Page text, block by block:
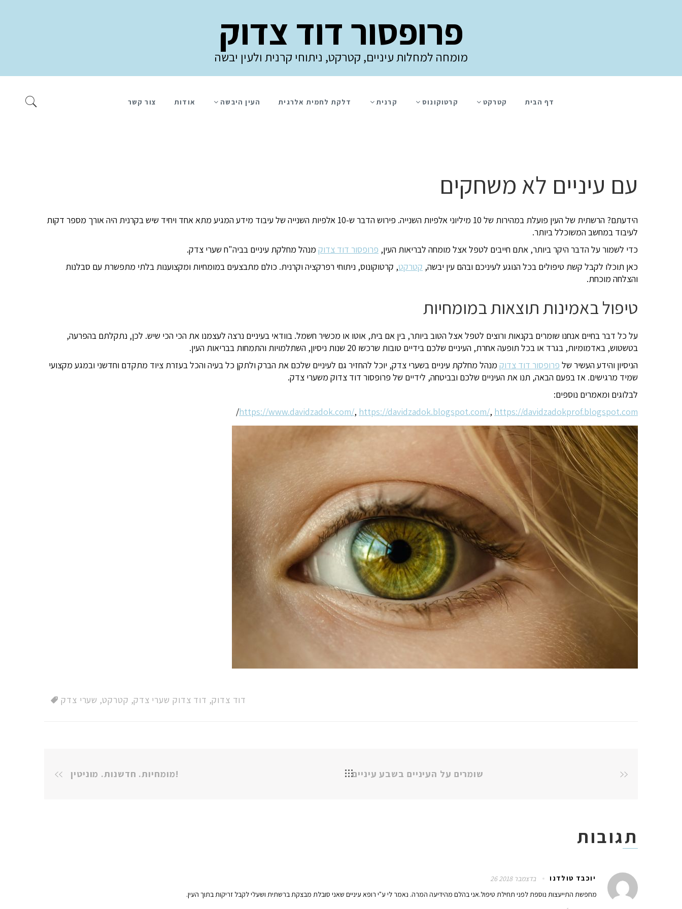
פרופסור דוד צדוק
מומחה למחלות עיניים, קטרקט, ניתוחי קרנית ולעין יבשה
דף הבית קטרקט קרטוקונוס קרנית דלקת לחמית אלרגית העין היבשה אודות צור קשר
עם עיניים לא משחקים
הידעתם? הרשתית של העין פועלת במהירות של 10 מיליוני אלפיות השנייה. פירוש הדבר ש-10 אלפיות השנייה של עיבוד מידע המגיע מתא אחד ויחיד שיש בקרנית היה אורך מספר דקות
לעיבוד במחשב המשוכלל ביותר.
כדי לשמור על הדבר היקר ביותר, אתם חייבים לטפל אצל מומחה לבריאות העין, פרופסור דוד צדוק מנהל מחלקת עיניים בביה"ח שערי צדק.
כאן תוכלו לקבל קשת טיפולים בכל הנוגע לעיניכם ובהם עין יבשה, קטרקט, קרטוקונוס, ניתוחי רפרקציה וקרנית. כולם מתבצעים במומחיות ומקצוענות בלתי מתפשרת עם סבלנות
והצלחה מוכחת.
טיפול באמינות תוצאות במומחיות
על כל דבר בחיים אנחנו שומרים בקנאות ורוצים לטפל אצל הטוב ביותר, בין אם בית, אוטו או מכשיר חשמל. בוודאי בעיניים נרצה לעצמנו את הכי הכי שיש. לכן, נתקלתם בהפרעה,
בטשטוש, באדמומיות, בגרד או בכל תופעה אחרת, העיניים שלכם בידיים טובות שרכשו 20 שנות ניסיון, השתלמויות והתמחות בבריאות העין.
הניסיון והידע העשיר של פרופסור דוד צדוק מנהל מחלקת עיניים בשערי צדק, יוכל להחזיר גם לעיניים שלכם את הברק ולתקן כל בעיה והכל בעזרת ציוד מתקדם וחדשני ובמגע מקצועי
שמיד מרגישים. אז בפעם הבאה, תנו את העיניים שלכם ובביטחה, לידיים של פרופסור דוד צדוק משערי צדק.
לבלוגים ומאמרים נוספים:
https://www.davidzadok.com/, https://davidzadok.blogspot.com/, https://davidzadokprof.blogspot.com
/
דוד צדוק, דוד צדוק שערי צדק, קטרקט, שערי צדק
שומרים על העיניים בשבע עיניים מומחיות. חדשנות. מוניטין!
תגובות
יוכבד טולדנו
26 בדצמבר 2018
.מחפשת התייעצות נוספת לפני תחילת טיפול.אני בהלם מהידיעה המרה. נאמר לי ע"י רופא עיניים שאני סובלת מבצקת ברשתית ושעלי לקבל זריקות בתוך העין